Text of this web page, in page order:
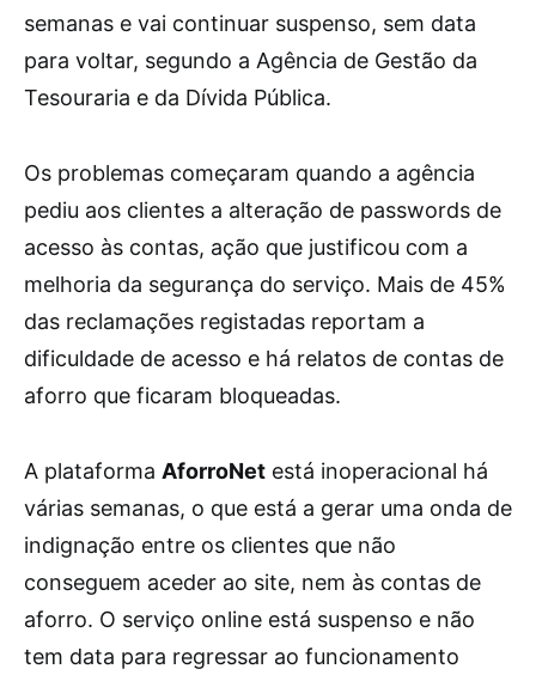
semanas e vai continuar suspenso, sem data
para voltar, segundo a Agência de Gestão da
Tesouraria e da Dívida Pública.
Os problemas começaram quando a agência
pediu aos clientes a alteração de passwords de
acesso às contas, ação que justificou com a
melhoria da segurança do serviço. Mais de 45%
das reclamações registadas reportam a
dificuldade de acesso e há relatos de contas de
aforro que ficaram bloqueadas.
A plataforma AforroNet está inoperacional há
várias semanas, o que está a gerar uma onda de
indignação entre os clientes que não
conseguem aceder ao site, nem às contas de
aforro. O serviço online está suspenso e não
tem data para regressar ao funcionamento